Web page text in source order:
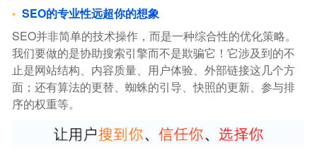
SEO的专业性远超你的想象
SEO并非简单的技术操作，而是一种综合性的优化策略。
我们要做的是协助搜索引擎而不是欺骗它！它涉及到的不
止是网站结构、内容质量、用户体验、外部链接这几个方
面；还有算法的更替、蜘蛛的引导、快照的更新、参与排
序的权重等。